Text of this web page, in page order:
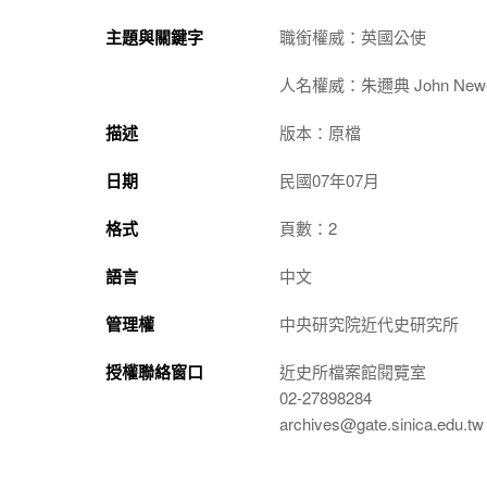
主題與關鍵字 職銜權威：英國公使
人名權威：朱邇典 John
描述 版本：原檔
日期 民國07年07月
格式 頁數：2
語言 中文
管理權 中央研究院近代史研究所
授權聯絡窗口
近史所檔案館閱覽室
02-27898284
archives@gate.sinica.edu.tw